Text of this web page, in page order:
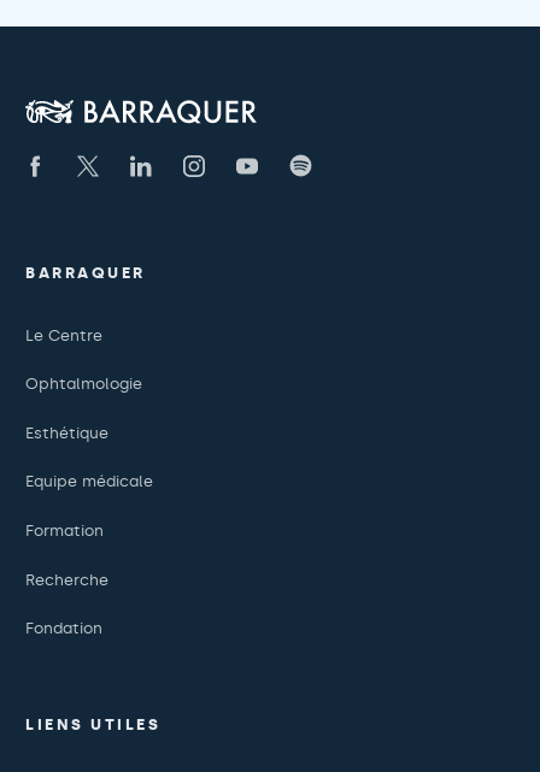
BARRAQUER
Le Centre
Ophtalmologie
Esthétique
Equipe médicale
Formation
Recherche
Fondation
LIENS UTILES